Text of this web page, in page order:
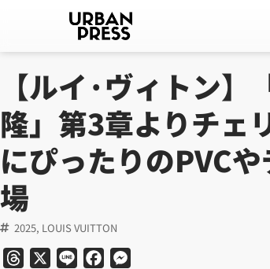
【ルイ·ヴィトン
隆」第3章よりチェ
にぴったりのPVC
場
2025, LOUIS VUITTON
Threads Line Facebook